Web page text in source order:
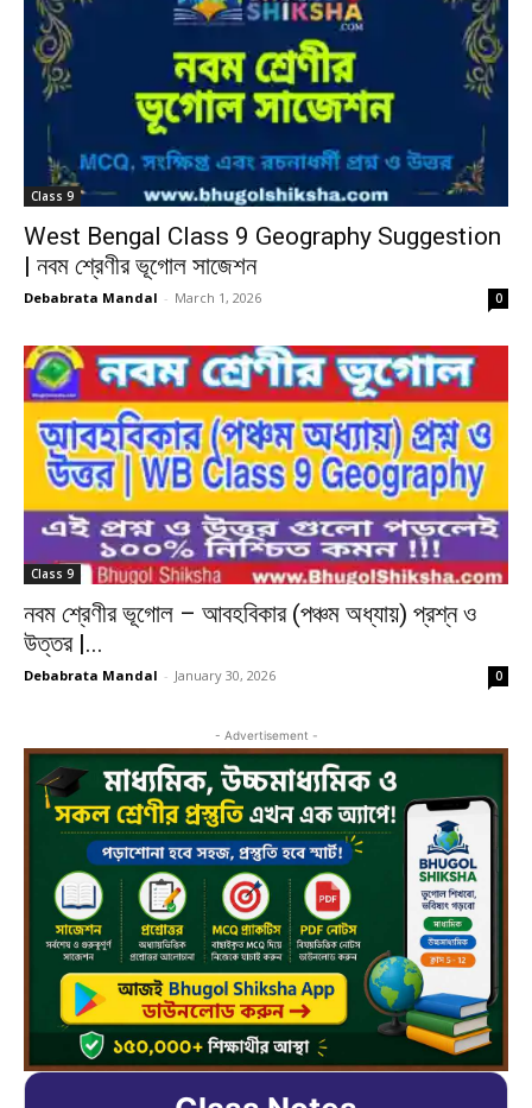
Class 9
West Bengal Class 9 Geography Suggestion
| নবম শ্রেণীর ভূগোল সাজেশন
Debabrata Mandal - March 1, 2026 0
Class 9
নবম শ্রেণীর ভূগোল – আবহবিকার (পঞ্চম অধ্যায়) প্রশ্ন ও
উত্তর |...
Debabrata Mandal - January 30, 2026 0
- Advertisement -